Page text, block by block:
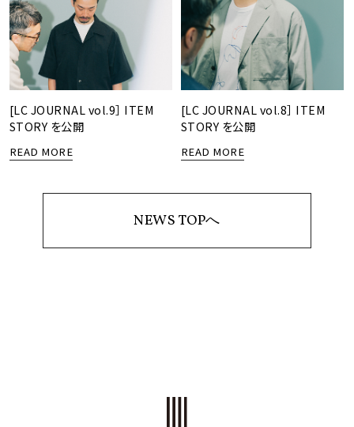
[LC JOURNAL vol.9］ ITEM
STORY を公開
READ MORE
[LC JOURNAL vol.8］ ITEM
STORY を公開
READ MORE
NEWS TOPへ